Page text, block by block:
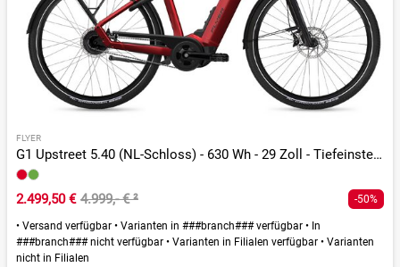
FLYER
G1 Upstreet 5.40 (NL-Schloss) - 630 Wh - 29 Zoll - Tiefeinsteiger
2.499,50 € 4.999,- €² -50%
• Versand verfügbar • Varianten in ###branch### verfügbar • In
###branch### nicht verfügbar • Varianten in Filialen verfügbar • Varianten
nicht in Filialen